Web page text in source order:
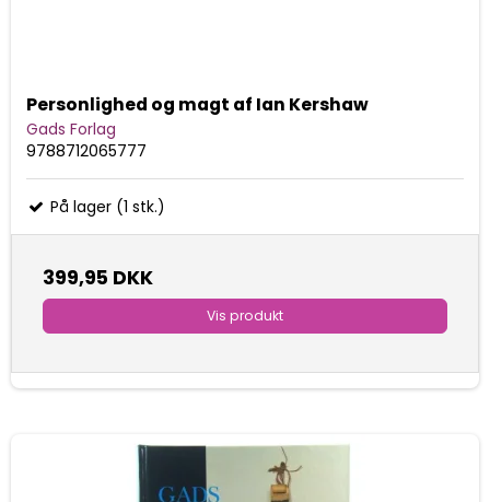
Personlighed og magt af Ian Kershaw
Gads Forlag
9788712065777
På lager (1 stk.)
399,95 DKK
Vis produkt